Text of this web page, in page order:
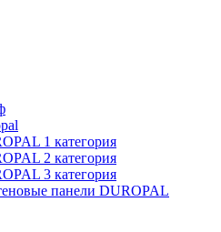
1 категория
2 категория
3 категория
панели DUROPAL